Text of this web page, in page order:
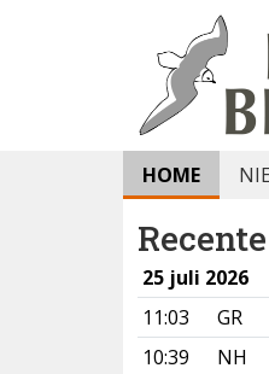
HOME
25 juli 2026
11:03
GR
10:39
NH